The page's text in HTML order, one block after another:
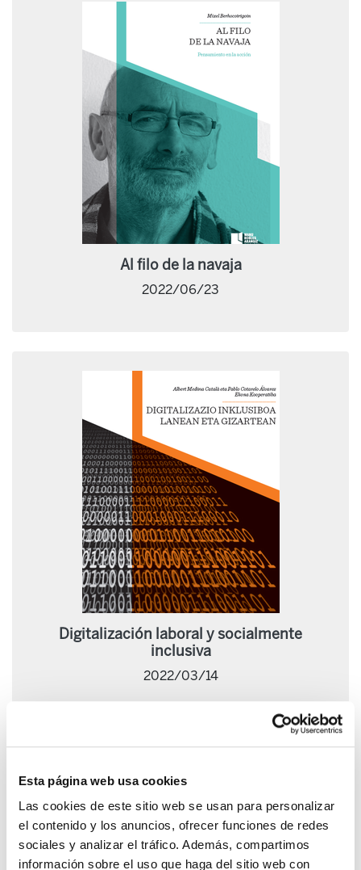
Esta página web usa cookies
Las cookies de este sitio web se usan para personalizar
el contenido y los anuncios, ofrecer funciones de redes
sociales y analizar el tráfico. Además, compartimos
información sobre el uso que haga del sitio web con
Al filo de la navaja
2022/06/23
Digitalización laboral y socialmente
inclusiva
2022/03/14